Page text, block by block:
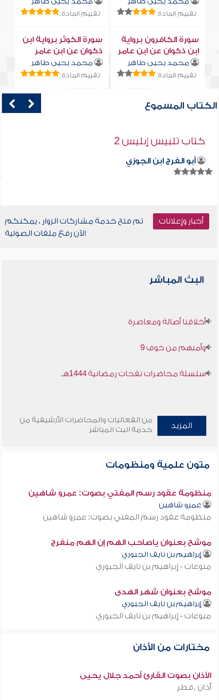
تقييم المادة: تقييم المادة:
سورة الكافرون برواية
ابن ذكوان عن ابن عامر
محمد يحيى طاهر
تقييم المادة:
سورة الكوثر برواية ابن
ذكوان عن ابن عامر
محمد يحيى طاهر
تقييم المادة:
الكتاب المسموع
كتاب تلبيس إبليس 2
أبو الفرج ابن الجوزي
أخبار وإعلانات
تم فتح خدمة مشاركات الزوار ، يمكنكم
الآن رفع ملفات الصوتية
البث المباشر
أخلاقنا أصالة ومعاصرة
وأمنهم من خوف 9
سلسلة محاضرات نفحات رمضانية 1444هـ
المزيد
من الفعاليات والمحاضرات الأرشيفية من
خدمة البث المباشر
متون علمية ومنظومات
منظومة عقود رسم المفتي بصوت: عمرو شاهين
عمرو شاهين
منظومة عقود رسم المفتي بصوت: عمرو شاهين
موشح بعنوان ياصاحب الهم إن الهم منفرج
إبراهيم بن نايف الجبوري
منوعات - إبراهيم بن نايف الجبوري
موشح بعنوان شهر الهدى
إبراهيم بن نايف الجبوري
منوعات - إبراهيم بن نايف الجبوري
مختارات من الأذان
الأذان بصوت القارئ أحمد جلال يحيى
أذان ,قطر